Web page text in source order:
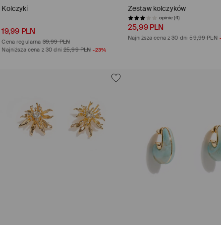
Kolczyki
19,99 PLN
Cena regularna 39,99 PLN
Najniższa cena z 30 dni 25,99 PLN -23%
Zestaw kolczyków
opinie (4)
25,99 PLN
Najniższa cena z 30 dni 59,99 PLN